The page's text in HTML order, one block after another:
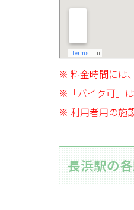
※ 料金時間には
※「バイク可」
※ 利用者用の施
長浜駅の